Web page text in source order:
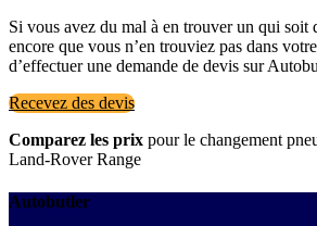
Si vous avez du mal à en trouver un qui soit
encore que vous n’en trouviez pas dans
d’effectuer une demande de devis sur
Recevez des devis
Comparez les prix pour le changement
Land-Rover Range
Autobutler